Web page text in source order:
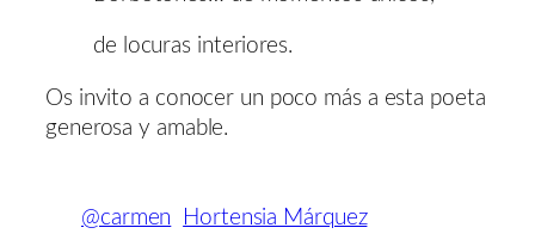
de locuras interiores.
Os invito a conocer un poco más a esta poeta
generosa y amable.
@carmen Hortensia Márquez